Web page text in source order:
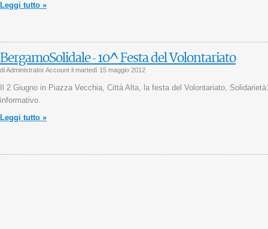
Leggi tutto »
BergamoSolidale - 10^ Festa del Volontariato
di Administrator Account il martedì 15 maggio 2012
Il 2 Giugno in Piazza Vecchia, Città Alta, la festa del Volontariato,
informativo.
Leggi tutto »